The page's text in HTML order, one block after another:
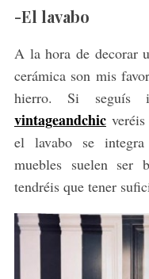
-El lavabo
A la hora de decorar
cerámica son mis
hierro. Si seguís
vintageandchicveréis
el lavabo se
muebles suelen ser
tendréis que tener